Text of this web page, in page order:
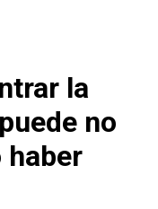
la
no
haber